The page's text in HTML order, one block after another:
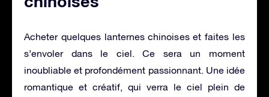
Acheter quelques lanternes chinoises et faites les
s’envoler dans le ciel. Ce sera un moment
inoubliable et profondément passionnant. Une idée
romantique et créatif, qui verra le ciel plein de